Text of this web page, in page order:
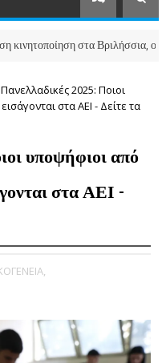
στα Βριλήσσια, ο Δήμος
Πανελλαδικές 2025: Ποιοι
στα ΑΕΙ - Δείτε τα
υποψήφιοι από
στα ΑΕΙ -